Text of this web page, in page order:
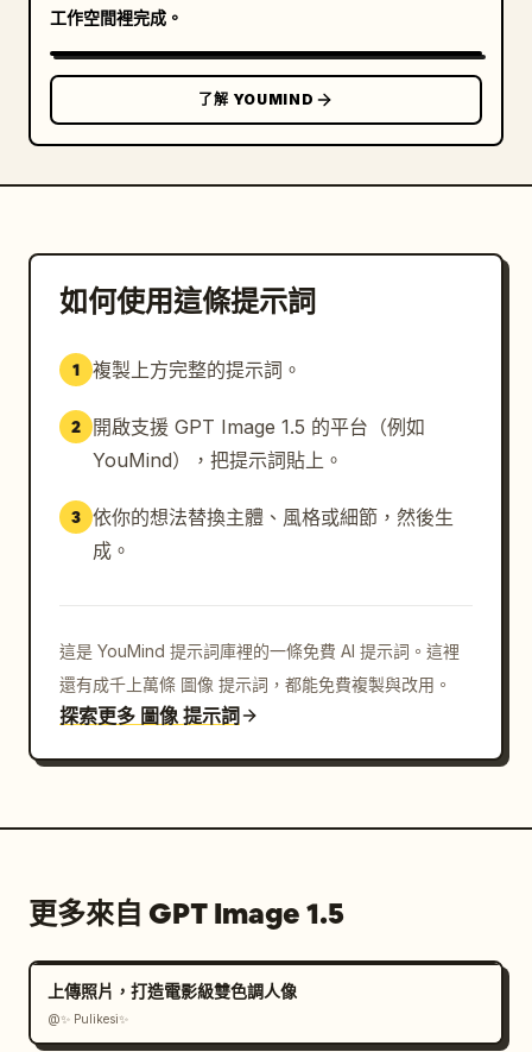
工作空間裡完成。
了解 YOUMIND
如何使用這條提示詞
1 複製上方完整的提示詞。
2
開啟支援 GPT Image 1.5 的平台（例如
YouMind），把提示詞貼上。
3 依你的想法替換主體、風格或細節，然後生
成。
這是 YouMind 提示詞庫裡的一條免費 AI 提示詞。這裡
還有成千上萬條 圖像 提示詞，都能免費複製與改用。
探索更多 圖像 提示詞
更多來自 GPT Image 1.5
上傳照片，打造電影級雙色調人像
@✨ Pulikesi✨